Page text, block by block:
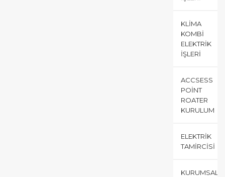
KLIMA
KOMBI
ELEKTRIK
İŞLERI
ACCSESS
POINT
ROATER
KURULUM
ELEKTRIK
TAMIRCISI
KURUMSAL